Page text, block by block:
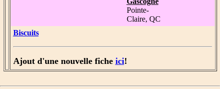
Pointe-
Claire, QC
Biscuits
Ajout d'une nouvelle fiche ici!